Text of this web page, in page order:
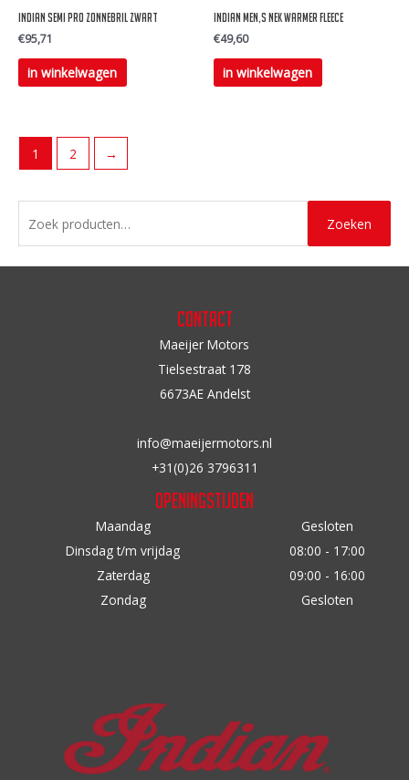
Indian Semi Pro Zonnebril zwart
€95,71
in winkelwagen
Indian Men,s nek warmer fleece
€49,60
in winkelwagen
1 2 →
e
Zoeken
Contact
Maeijer Motors
Tielsestraat 178
6673AE Andelst
info@maeijermotors.nl
+31(0)26 3796311
Openingstijden
Maandag
Gesloten
Dinsdag t/m vrijdag
08:00 - 17:00
Zaterdag
09:00 - 16:00
Zondag
Gesloten